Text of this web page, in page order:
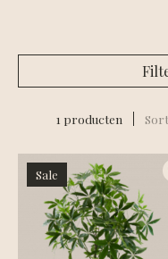
1 producten
Sale